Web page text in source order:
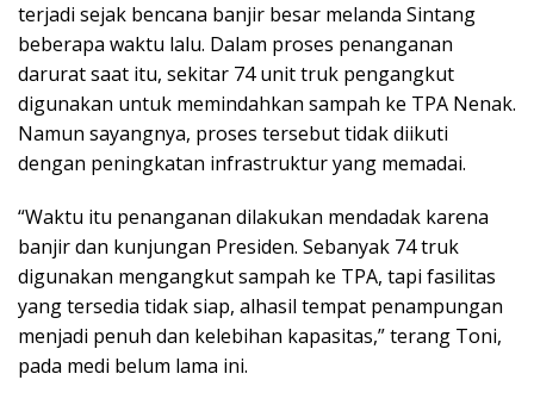
terjadi sejak bencana banjir besar melanda Sintang
beberapa waktu lalu. Dalam proses penanganan
darurat saat itu, sekitar 74 unit truk pengangkut
digunakan untuk memindahkan sampah ke TPA Nenak.
Namun sayangnya, proses tersebut tidak diikuti
dengan peningkatan infrastruktur yang memadai.
“Waktu itu penanganan dilakukan mendadak karena
banjir dan kunjungan Presiden. Sebanyak 74 truk
digunakan mengangkut sampah ke TPA, tapi fasilitas
yang tersedia tidak siap, alhasil tempat penampungan
menjadi penuh dan kelebihan kapasitas,” terang Toni,
pada medi belum lama ini.